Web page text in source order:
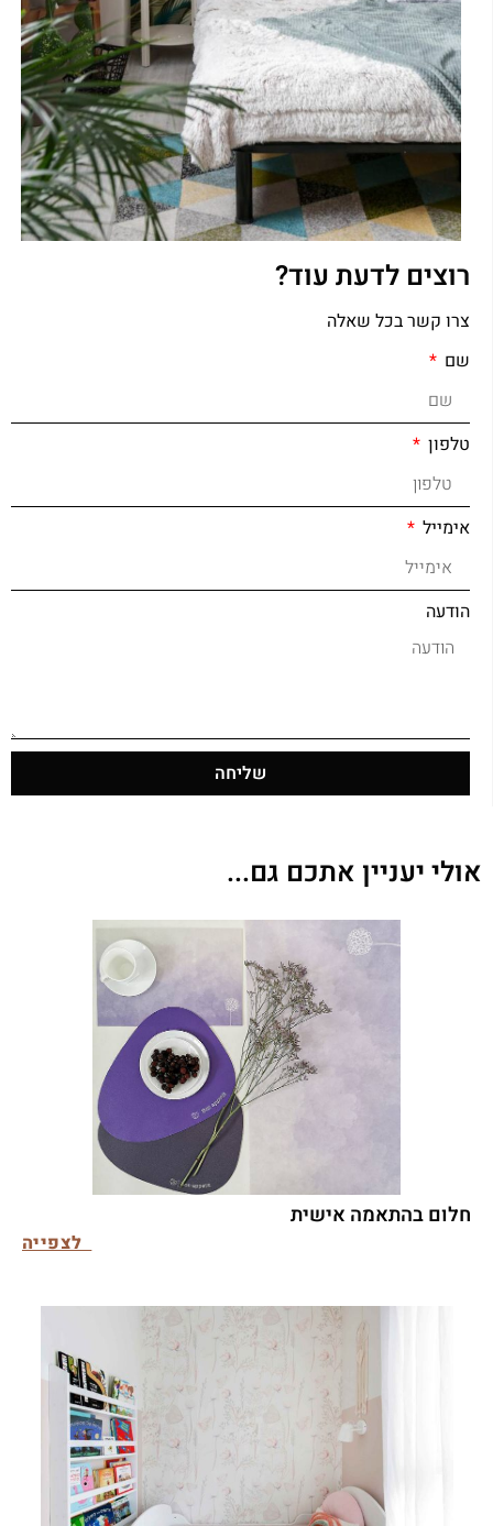
רוצים לדעת עוד?
צרו קשר בכל שאלה
שם
טלפון
אימייל
הודעה
שליחה
אולי יעניין אתכם גם...
חלום בהתאמה אישית
לצפייה